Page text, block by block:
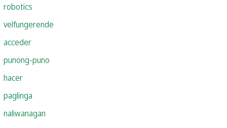
robotics
velfungerende
acceder
punong-puno
hacer
paglinga
naliwanagan